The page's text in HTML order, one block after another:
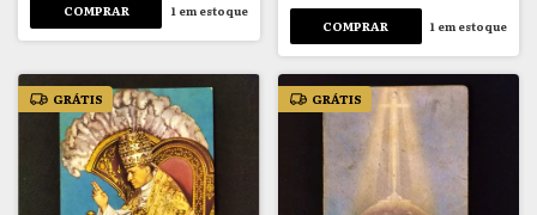
1 em estoque
1 em estoque
GRÁTIS GRÁTIS